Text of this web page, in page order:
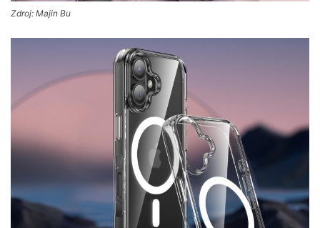
Zdroj: Majin Bu